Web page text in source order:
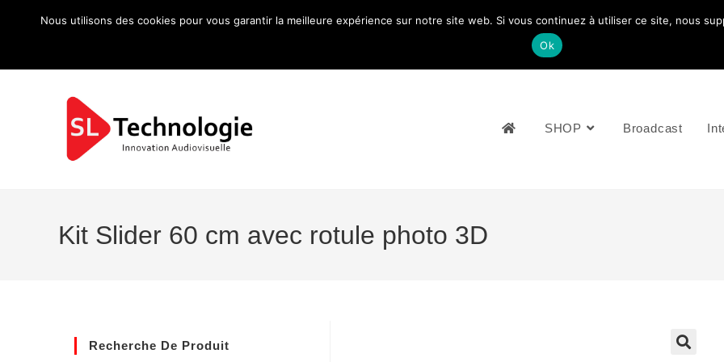
NOUS CONTACTEZ: +33 (0)4 77 81 49 35
SHOP Broadcast
Kit Slider 60 cm avec rotule photo 3D
Recherche De Produit
Nous utilisons des cookies pour vous garantir la meilleure expérience sur notre site web. Si vous continuez à utiliser ce site, nous
Ok